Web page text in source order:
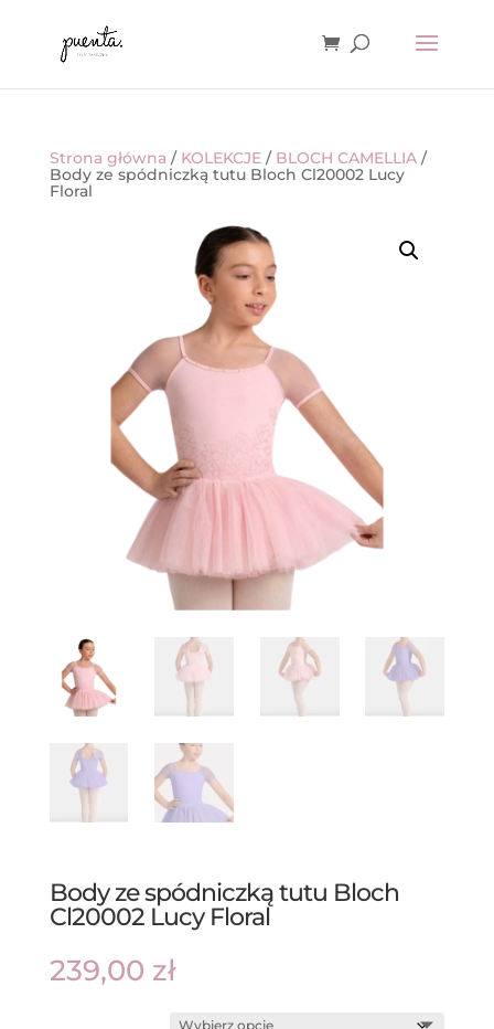
Strona główna / KOLEKCJE/ BLOCH CAMELLIA/
Body ze spódniczką tutu Bloch Cl20002 Lucy
Floral
Body ze spódniczką tutu Bloch
Cl20002 Lucy Floral
239,00 zł